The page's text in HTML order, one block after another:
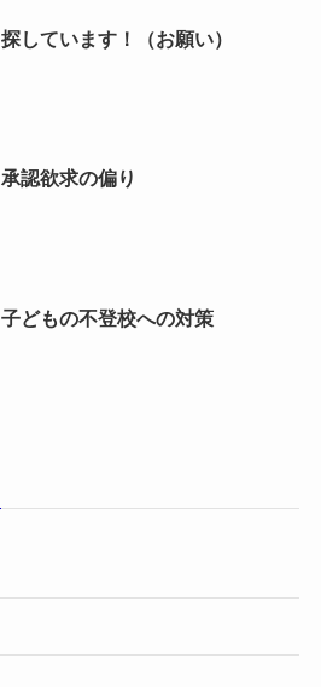
探しています！（お願い）
承認欲求の偏り
子どもの不登校への対策